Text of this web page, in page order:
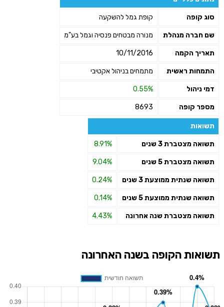
סוג קופה קופת גמל להשקעה
שם חברה מנהלת מנורה מבטחים פנסיה וגמל בע"מ
תאריך הקמה 10/11/2016
התמחות ראשית מתמחים בניהול אקטיבי
דמי ניהול 0.55%
מספר קופה 8693
תשואות
תשואה מצטברת 3 שנים 8.91%
תשואה מצטברת 5 שנים 9.04%
תשואה שנתית ממוצעת 3 שנים 0.24%
תשואה שנתית ממוצעת 5 שנים 0.14%
תשואה מצטברת שנה אחרונה 4.43%
תשואות הקופה בשנה האחרונה